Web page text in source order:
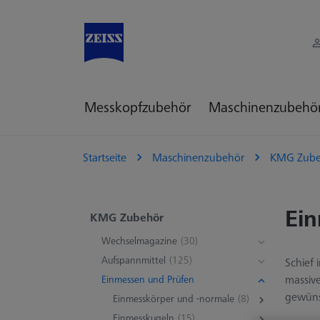
Messkopfzubehör
Startseite Maschinenzubehör KMG
KMG Zubehör
Wechselmagazine (30)
Aufspannmittel (125)
Einmessen und Prüfen
Einmesskörper und -normale (8)
Schief